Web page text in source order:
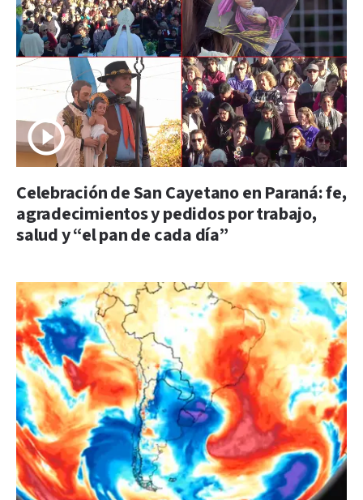
Celebración de San Cayetano en Paraná: fe,
agradecimientos y pedidos por trabajo,
salud y “el pan de cada día”